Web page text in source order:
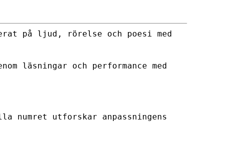
på ljud, rörelse och poesi med
läsningar och performance med
numret utforskar anpassningens